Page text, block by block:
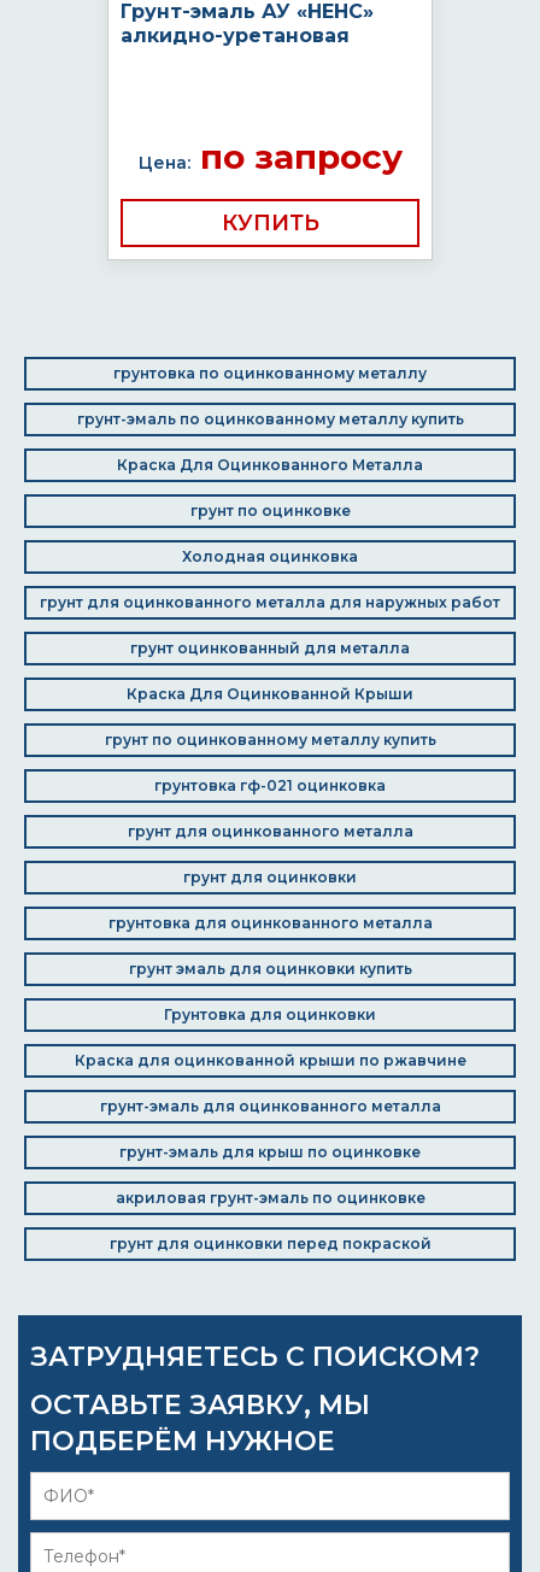
Грунт-эмаль АУ «НЕНС»
алкидно-уретановая
Цена:по запросу
КУПИТЬ
грунтовка по оцинкованному металлу
грунт-эмаль по оцинкованному металлу купить
Краска Для Оцинкованного Металла
грунт по оцинковке
Холодная оцинковка
грунт для оцинкованного металла для наружных работ
грунт оцинкованный для металла
Краска Для Оцинкованной Крыши
грунт по оцинкованному металлу купить
грунтовка гф-021 оцинковка
грунт для оцинкованного металла
грунт для оцинковки
грунтовка для оцинкованного металла
грунт эмаль для оцинковки купить
Грунтовка для оцинковки
Краска для оцинкованной крыши по ржавчине
грунт-эмаль для оцинкованного металла
грунт-эмаль для крыш по оцинковке
акриловая грунт-эмаль по оцинковке
грунт для оцинковки перед покраской
ЗАТРУДНЯЕТЕСЬ С ПОИСКОМ?
ОСТАВЬТЕ ЗАЯВКУ, МЫ
ПОДБЕРЁМ НУЖНОЕ